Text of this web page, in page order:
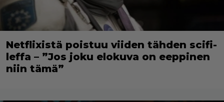
Netflixistä poistuu viiden tähden scifi-
leffa – ”Jos joku elokuva on eeppinen
niin tämä”